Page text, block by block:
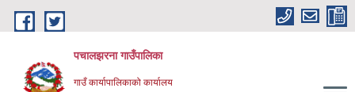
Skip to main content
पचालझरना गाउँपालिका
गाउँ कार्यापालिकाको कार्यालय